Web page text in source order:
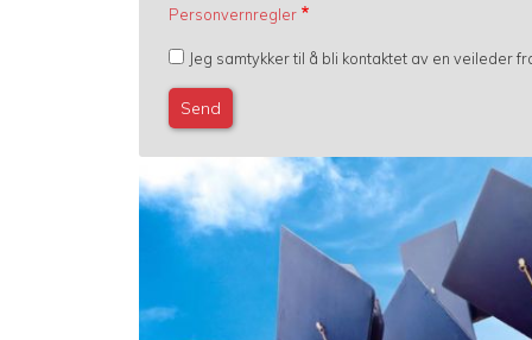
Personvernregler
Jeg samtykker til å bli kontaktet av en veileder